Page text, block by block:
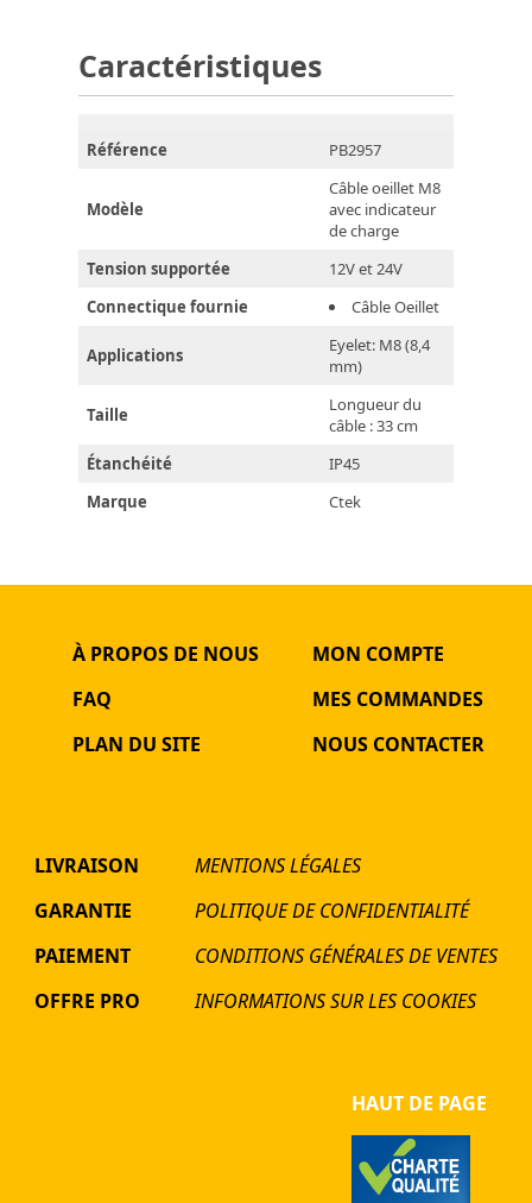
Caractéristiques
Référence PB2957
Modèle
Câble oeillet M8
avec indicateur
de charge
Tension supportée
12V et 24V
Connectique fournie
Câble Oeillet
Applications
Eyelet: M8 (8,4
mm)
Taille
Longueur du
câble : 33 cm
Étanchéité
IP45
Marque
Ctek
À PROPOS DE NOUS
FAQ
PLAN DU SITE
MON COMPTE
MES COMMANDES
NOUS CONTACTER
LIVRAISON
GARANTIE
PAIEMENT
OFFRE PRO
MENTIONS LÉGALES
POLITIQUE DE CONFIDENTIALITÉ
CONDITIONS GÉNÉRALES DE VENTES
INFORMATIONS SUR LES COOKIES
HAUT DE PAGE